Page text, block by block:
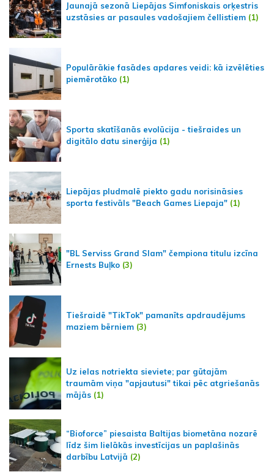
Jaunajā sezonā Liepājas Simfoniskais orķestris
uzstāsies ar pasaules vadošajiem čellistiem (1)
Populārākie fasādes apdares veidi: kā izvēlēties
piemērotāko (1)
Sporta skatīšanās evolūcija - tiešraides un
digitālo datu sinerģija (1)
Liepājas pludmalē piekto gadu norisināsies
sporta festivāls "Beach Games Liepaja" (1)
"BL Serviss Grand Slam" čempiona titulu izcīna
Ernests Buļko (3)
Tiešraidē "TikTok" pamanīts apdraudējums
maziem bērniem (3)
Uz ielas notriekta sieviete; par gūtajām
traumām viņa "apjautusi" tikai pēc atgriešanās
mājās (1)
“Bioforce” piesaista Baltijas biometāna nozarē
līdz šim lielākās investīcijas un paplašinās
darbību Latvijā (2)